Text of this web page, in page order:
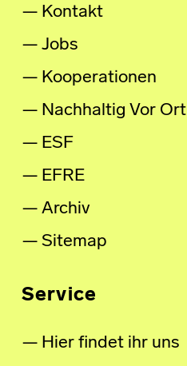
Kontakt
Jobs
Kooperationen
Nachhaltig Vor Ort
ESF
EFRE
Archiv
Sitemap
Service
Hier findet ihr uns